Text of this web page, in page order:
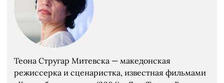
Теона Стругар Митевска — македонская
режиссерка и сценаристка, известная фильмами